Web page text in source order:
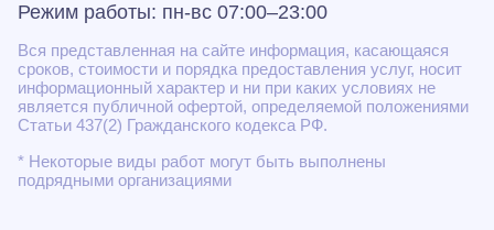
Режим работы: пн-вс 07:00–23:00
Вся представленная на сайте информация, касающаяся
сроков, стоимости и порядка предоставления услуг, носит
информационный характер и ни при каких условиях не
является публичной офертой, определяемой положениями
Статьи 437(2) Гражданского кодекса РФ.
* Некоторые виды работ могут быть выполнены
подрядными организациями